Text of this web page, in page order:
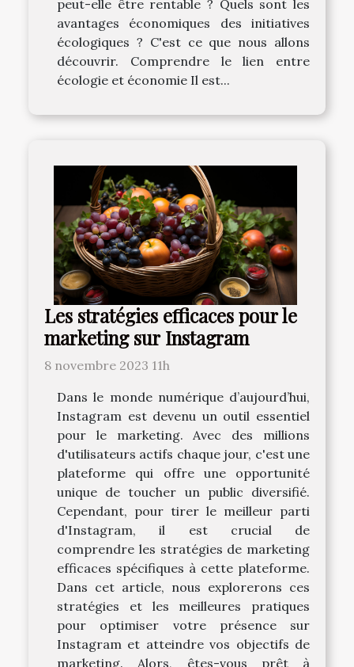
peut-elle être rentable ? Quels sont les
avantages économiques des initiatives
écologiques ? C'est ce que nous allons
découvrir. Comprendre le lien entre
écologie et économie Il est...
Les stratégies efficaces pour le
marketing sur Instagram
8 novembre 2023 11h
Dans le monde numérique d’aujourd’hui,
Instagram est devenu un outil essentiel
pour le marketing. Avec des millions
d'utilisateurs actifs chaque jour, c'est une
plateforme qui offre une opportunité
unique de toucher un public diversifié.
Cependant, pour tirer le meilleur parti
d'Instagram, il est crucial de
comprendre les stratégies de marketing
efficaces spécifiques à cette plateforme.
Dans cet article, nous explorerons ces
stratégies et les meilleures pratiques
pour optimiser votre présence sur
Instagram et atteindre vos objectifs de
marketing. Alors, êtes-vous prêt à